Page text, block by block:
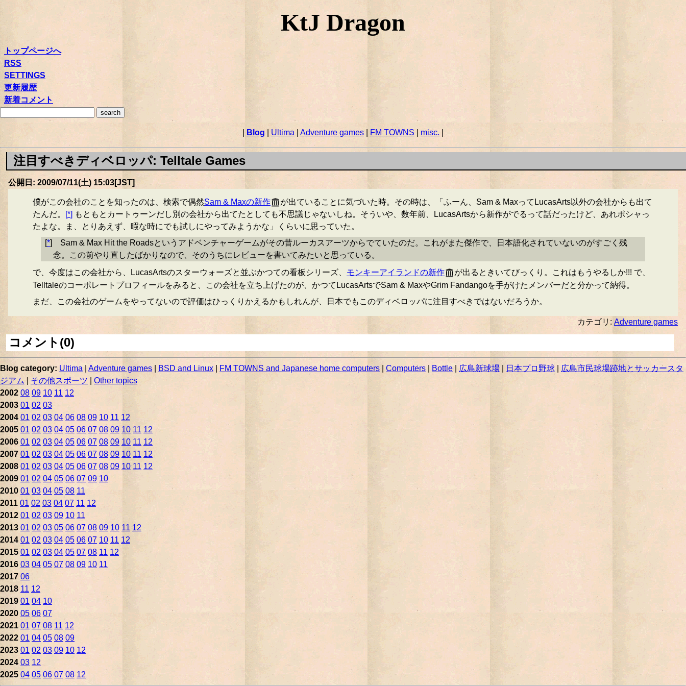
KtJ Dragon
トップページへ
RSS
SETTINGS
更新履歴
新着コメント
Blog Ultima Adventure games FM TOWNS misc.
注目すべきディベロッパ: Telltale Games
公開日: 2009/07/11(土) 15:03[JST]
僕がこの会社のことを知ったのは、検索で偶然Sam & Maxの新作
が出ていることに気づいた時。その時は、「ふーん、Sam & MaxってLucasArts以外の会社からも出て
たんだ。
*
もともとカートゥーンだし別の会社から出てたとしても不思議じゃないしね。そういや、数年前、LucasArtsから新作がでるって話だったけど、あれポシャっ
たよな。ま、とりあえず、暇な時にでも試しにやってみようかな」くらいに思っていた。
*
Sam & Max Hit the Roadsというアドベンチャーゲームがその昔ルーカスアーツからでていたのだ。これがまた傑作で、日本語化されていないのがすごく残
念。この前やり直したばかりなので、そのうちにレビューを書いてみたいと思っている。
で、今度はこの会社から、LucasArtsのスターウォーズと並ぶかつての看板シリーズ、 モンキーアイランドの新作
が出るときいてびっくり。これはもうやるしか!!! で、
Telltaleのコーポレートプロフィールをみると、この会社を立ち上げたのが、かつてLucasArtsでSam & MaxやGrim Fandangoを手がけたメンバーだと分かって納得。
まだ、この会社のゲームをやってないので評価はひっくりかえるかもしれんが、日本でもこのディベロッパに注目すべきではないだろうか。
カテゴリ: Adventure games
コメント(0)
Blog category: Ultima Adventure games BSD and Linux FM TOWNS and Japanese home computers Computers Bottle 広島新球場 日本プロ野球
広島市民球場跡地とサッカースタ
ジアム
その他スポーツ
Other topics
2002 08 09 10 11 12
2003 01 02 03
2004 01 02 03 04 06 08 09 10 11 12
2005 01 02 03 04 05 06 07 08 09 10 11 12
2006 01 02 03 04 05 06 07 08 09 10 11 12
2007 01 02 03 04 05 06 07 08 09 10 11 12
2008 01 02 03 04 05 06 07 08 09 10 11 12
2009 01 02 04 05 06 07 09 10
2010 01 03 04 05 08 11
2011 01 02 03 04 07 11 12
2012 01 02 03 09 10 11
2013 01 02 03 05 06 07 08 09 10 11 12
2014 01 02 03 04 05 06 07 10 11 12
2015 01 02 03 04 05 07 08 11 12
2016 03 04 05 07 08 09 10 11
2017 06
2018 11 12
2019 01 04 10
2020 05 06 07
2021 01 07 08 11 12
2022 01 04 05 08 09
2023 01 02 03 09 10 12
2024 03 12
2025 04 05 06 07 08 12